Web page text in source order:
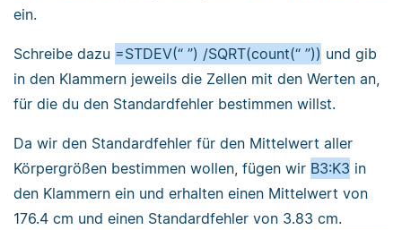
ein.
Schreibe dazu =STDEV(“ ”) /SQRT(count(“ ”)) und gib
in den Klammern jeweils die Zellen mit den Werten an,
für die du den Standardfehler bestimmen willst.
Da wir den Standardfehler für den Mittelwert aller
Körpergrößen bestimmen wollen, fügen wir B3:K3 in
den Klammern ein und erhalten einen Mittelwert von
176.4 cm und einen Standardfehler von 3.83 cm.